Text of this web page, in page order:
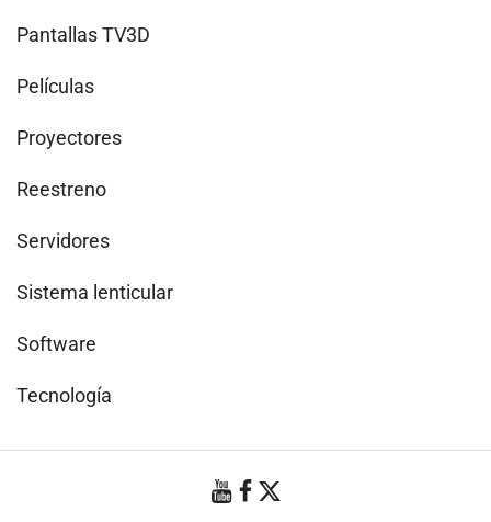
Pantallas TV3D
Películas
Proyectores
Reestreno
Servidores
Sistema lenticular
Software
Tecnología